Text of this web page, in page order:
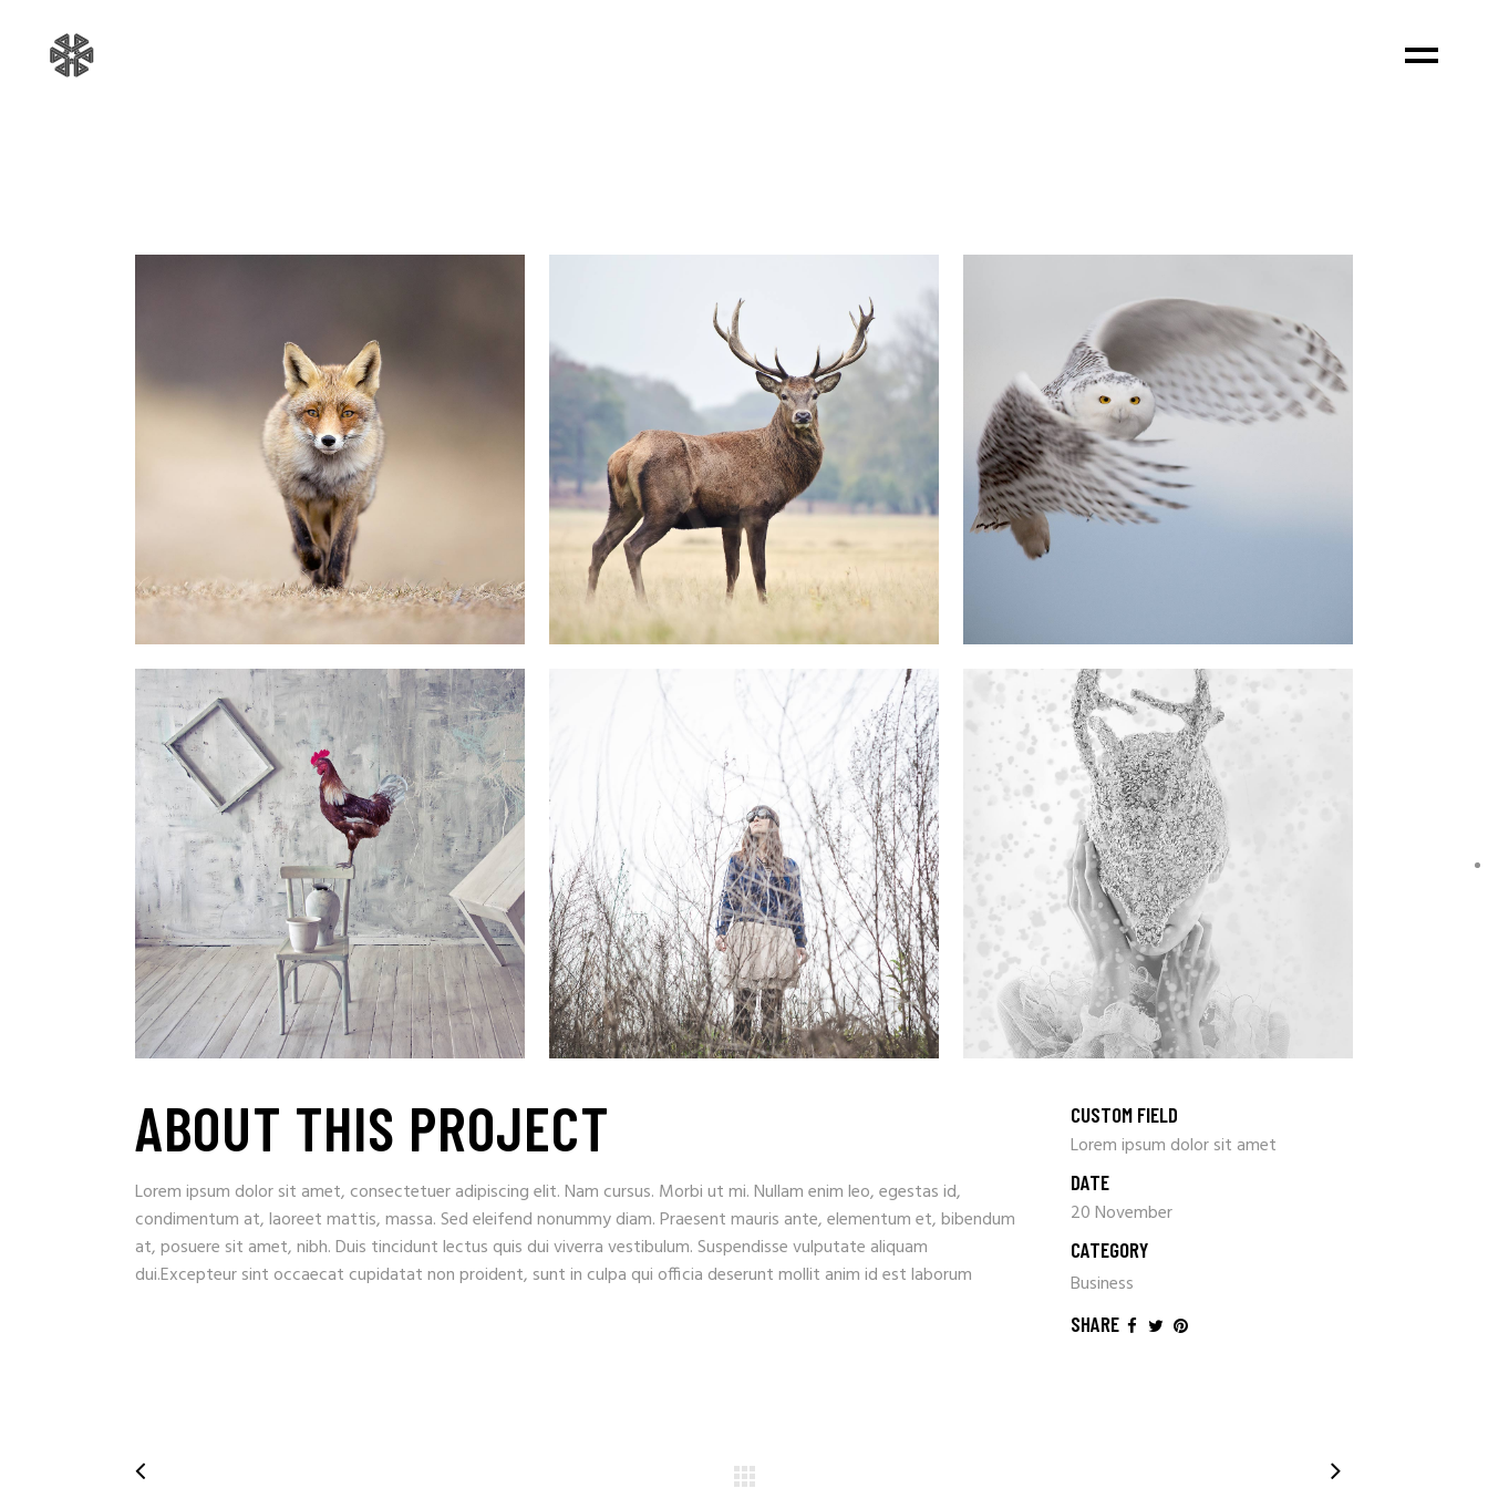
ABOUT THIS PROJECT
Lorem ipsum dolor sit amet, consectetuer adipiscing elit. Nam cursus. Morbi ut mi. Nullam enim leo, egestas id,
condimentum at, laoreet mattis, massa. Sed eleifend nonummy diam. Praesent mauris ante, elementum et, bibendum
at, posuere sit amet, nibh. Duis tincidunt lectus quis dui viverra vestibulum. Suspendisse vulputate aliquam
dui.Excepteur sint occaecat cupidatat non proident, sunt in culpa qui officia deserunt mollit anim id est laborum
CUSTOM FIELD
Lorem ipsum dolor sit amet
DATE
20 November
CATEGORY
Business
SHARE